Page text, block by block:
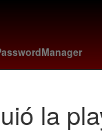
cup manchester
la